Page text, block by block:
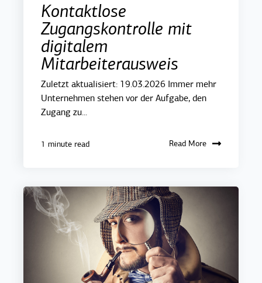
Kontaktlose
Zugangskontrolle mit
digitalem
Mitarbeiterausweis
Zuletzt aktualisiert: 19.03.2026 Immer mehr
Unternehmen stehen vor der Aufgabe, den
Zugang zu...
1 minute read Read More